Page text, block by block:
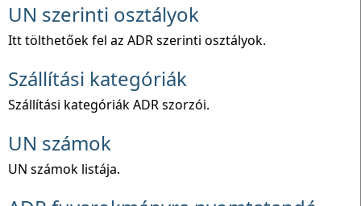
UN szerinti osztályok
Itt tölthetőek fel az ADR szerinti osztályok.
Szállítási kategóriák
Szállítási kategóriák ADR szorzói.
UN számok
UN számok listája.